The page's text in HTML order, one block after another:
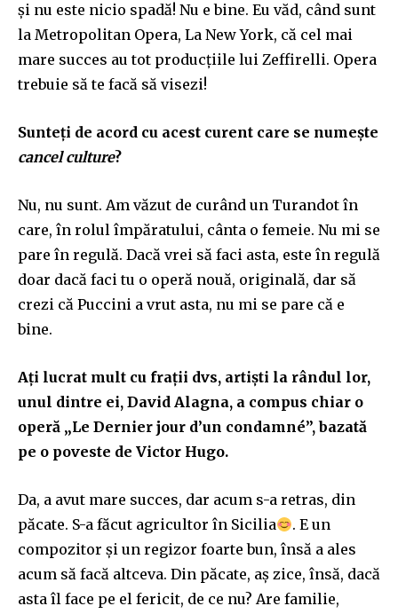
și nu este nicio spadă! Nu e bine. Eu văd, când sunt
la Metropolitan Opera, La New York, că cel mai
mare succes au tot producțiile lui Zeffirelli. Opera
trebuie să te facă să visezi!
Sunteți de acord cu acest curent care se numește
cancel culture?
Nu, nu sunt. Am văzut de curând un Turandot în
care, în rolul împăratului, cânta o femeie. Nu mi se
pare în regulă. Dacă vrei să faci asta, este în regulă
doar dacă faci tu o operă nouă, originală, dar să
crezi că Puccini a vrut asta, nu mi se pare că e
bine.
Ați lucrat mult cu frații dvs, artiști la rândul lor,
unul dintre ei, David Alagna, a compus chiar o
operă „Le Dernier jour d’un condamné”, bazată
pe o poveste de Victor Hugo.
Da, a avut mare succes, dar acum s-a retras, din
păcate. S-a făcut agricultor în Sicilia
. E un
compozitor și un regizor foarte bun, însă a ales
acum să facă altceva. Din păcate, aș zice, însă, dacă
asta îl face pe el fericit, de ce nu? Are familie,